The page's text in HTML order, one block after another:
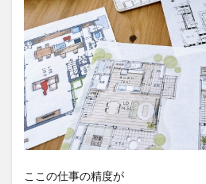
ここの仕事の精度が